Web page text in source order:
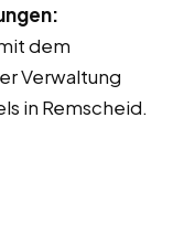
dem
Verwaltung
in Remscheid.